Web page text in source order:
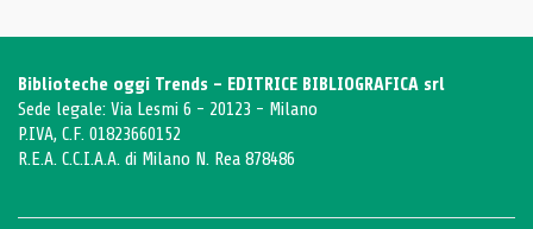
Biblioteche oggi Trends - EDITRICE BIBLIOGRAFICA srl
Sede legale: Via Lesmi 6 - 20123 - Milano
P.IVA, C.F. 01823660152
R.E.A. C.C.I.A.A. di Milano N. Rea 878486